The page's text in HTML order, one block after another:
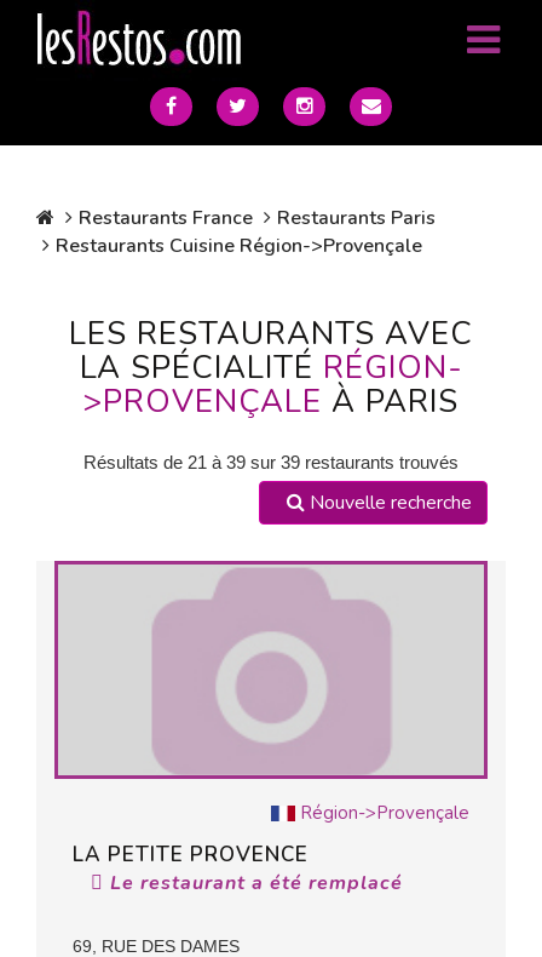
Restaurants France
Restaurants Paris
Restaurants Cuisine Région->Provençale
LES RESTAURANTS AVEC
LA SPÉCIALITÉ RÉGION-
>PROVENÇALE À PARIS
Résultats de 21 à 39 sur 39 restaurants trouvés
Nouvelle recherche
Région->Provençale
LA PETITE PROVENCE
Le restaurant a été remplacé
69, RUE DES DAMES